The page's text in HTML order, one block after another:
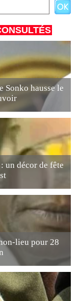
Sonko hausse le
un décor de fête
lieu pour 28